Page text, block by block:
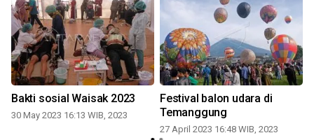
Bakti sosial Waisak 2023
30 May 2023 16:13 WIB, 2023
Festival balon udara di
Temanggung
27 April 2023 16:48 WIB, 2023